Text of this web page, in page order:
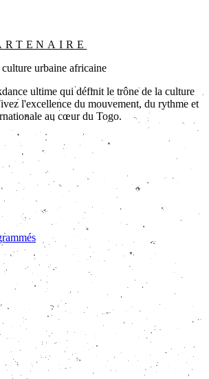
urbaine africaine
ultime qui définit le trône de la culture
l'excellence du mouvement, du rythme et
au cœur du Togo.